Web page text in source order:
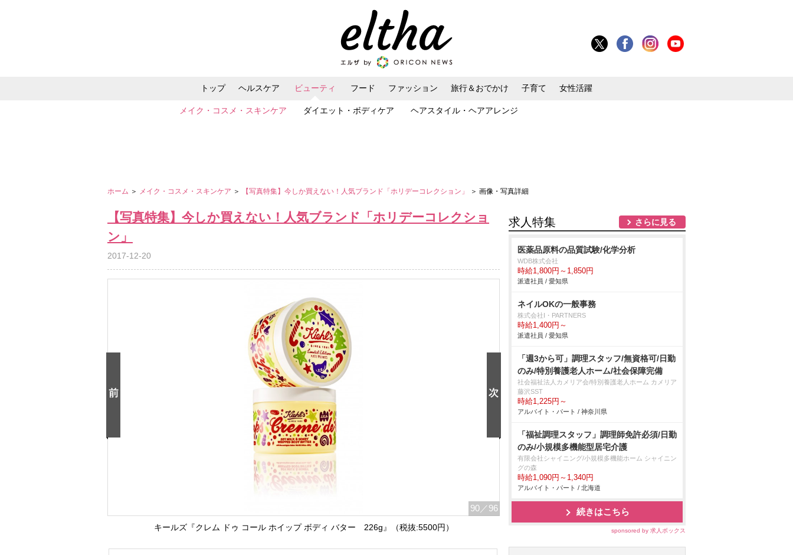
トップ ヘルスケア ビューティ
メイク・コスメ・スキンケア ダイエット・ボディケア ヘアスタイル・ヘアアレンジ
フード ファッション 旅行＆おでかけ 子育て 女性活躍
ホーム ＞ メイク・コスメ・スキンケア ＞ 【写真特集】今しか買えない！人気ブランド「ホリデーコレクション」 ＞ 画像・写真詳細
【写真特集】今しか買えない！人気ブランド「ホリデーコレクショ
ン」
2017-12-20
90 ／96
キールズ『クレム ドゥ コール ホイップ ボディ バター 226g』（税抜:5500円）
求人特集 さらに見る
医薬品原料の品質試験/化学分析
WDB株式会社
時給1,800円～1,850円
派遣社員 / 愛知県
ネイルOKの一般事務
株式会社I・PARTNERS
時給1,400円～
派遣社員 / 愛知県
「週3から可」調理スタッフ/無資格可/日勤
のみ/特別養護老人ホーム/社会保障完備
社会福祉法人カメリア会/特別養護老人ホーム カメリア
藤沢SST
時給1,225円～
アルバイト・パート / 神奈川県
「福祉調理スタッフ」調理師免許必須/日勤
のみ/小規模多機能型居宅介護
有限会社シャイニング/小規模多機能ホーム シャイニン
グの森
時給1,090円～1,340円
アルバイト・パート / 北海道
続きはこちら
sponsored by 求人ボックス